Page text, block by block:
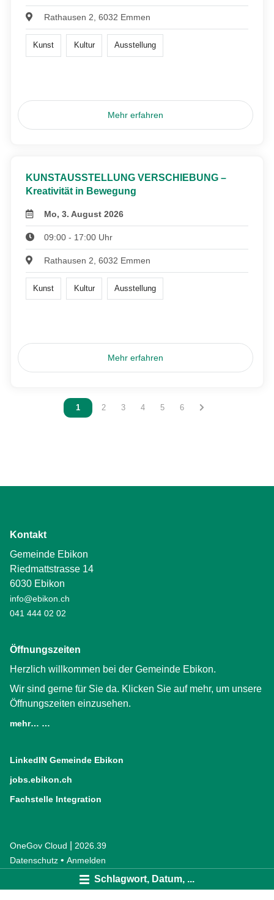
Schlagwort, Datum, ...
Rathausen 2, 6032 Emmen
Kunst Kultur Ausstellung
Mehr erfahren
KUNSTAUSSTELLUNG VERSCHIEBUNG –
Kreativität in Bewegung
Mo, 3. August 2026
09:00 - 17:00 Uhr
Rathausen 2, 6032 Emmen
Kunst Kultur Ausstellung
Mehr erfahren
Vous êtes sur la page
1 Vous êtes sur la page
2 Vous êtes sur la page
3 Vous êtes sur la page
4 Vous êtes sur la page
5 Vous êtes sur la page
6
Kontakt
Gemeinde Ebikon
Riedmattstrasse 14
6030 Ebikon
info@ebikon.ch
041 444 02 02
Öffnungszeiten
Herzlich willkommen bei der Gemeinde Ebikon.
Wir sind gerne für Sie da. Klicken Sie auf mehr, um unsere
Öffnungszeiten einzusehen.
mehr… …
LinkedIN Gemeinde Ebikon
jobs.ebikon.ch
Fachstelle Integration
OneGov Cloud (External Link)
2026.39
Datenschutz (External Link)
Anmelden